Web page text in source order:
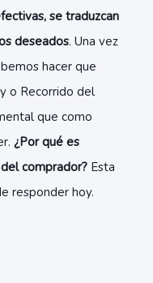
se traduzcan
deseados. Una vez
hacer que
o Recorrido del
que como
¿Por qué es
comprador? Esta
responder hoy.